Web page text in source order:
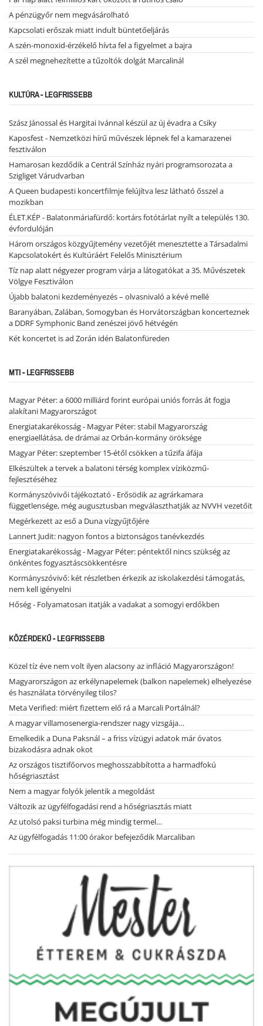
A pénzügyőr nem megvásárolható
Kapcsolati erőszak miatt indult büntetőeljárás
A szén-monoxid-érzékelő hívta fel a figyelmet a bajra
A szél megnehezítette a tűzoltók dolgát Marcalinál
KULTÚRA - LEGFRISSEBB
Szász Jánossal és Hargitai Ivánnal készül az új évadra a Csiky
Kaposfest - Nemzetközi hírű művészek lépnek fel a kamarazenei
fesztiválon
Hamarosan kezdődik a Centrál Színház nyári programsorozata a
Szigliget Várudvarban
A Queen budapesti koncertfilmje felújítva lesz látható ősszel a
mozikban
ÉLET.KÉP - Balatonmáriafürdő: kortárs fotótárlat nyílt a település 130.
évfordulóján
Három országos közgyűjtemény vezetőjét menesztette a Társadalmi
Kapcsolatokért és Kultúráért Felelős Minisztérium
Tíz nap alatt négyezer program várja a látogatókat a 35. Művészetek
Völgye Fesztiválon
Újabb balatoni kezdeményezés – olvasnivaló a kévé mellé
Baranyában, Zalában, Somogyban és Horvátországban koncerteznek
a DDRF Symphonic Band zenészei jövő hétvégén
Két koncertet is ad Zorán idén Balatonfüreden
MTI - LEGFRISSEBB
Magyar Péter: a 6000 milliárd forint európai uniós forrás át fogja
alakítani Magyarországot
Energiatakarékosság - Magyar Péter: stabil Magyarország
energiaellátása, de drámai az Orbán-kormány öröksége
Magyar Péter: szeptember 15-étől csökken a tűzifa áfája
Elkészültek a tervek a balatoni térség komplex víziközmű-
fejlesztéséhez
Kormányszóvivői tájékoztató - Erősödik az agrárkamara
függetlensége, még augusztusban megválaszthatják az NVVH vezetőit
Megérkezett az eső a Duna vízgyűjtőjére
Lannert Judit: nagyon fontos a biztonságos tanévkezdés
Energiatakarékosság - Magyar Péter: péntektől nincs szükség az
önkéntes fogyasztáscsökkentésre
Kormányszóvivő: két részletben érkezik az iskolakezdési támogatás,
nem kell igényelni
Hőség - Folyamatosan itatják a vadakat a somogyi erdőkben
KÖZÉRDEKŰ - LEGFRISSEBB
Közel tíz éve nem volt ilyen alacsony az infláció Magyarországon!
Magyarországon az erkélynapelemek (balkon napelemek) elhelyezése
és használata törvényileg tilos?
Meta Verified: miért fizettem elő rá a Marcali Portálnál?
A magyar villamosenergia-rendszer nagy vizsgája…
Emelkedik a Duna Paksnál – a friss vízügyi adatok már óvatos
bizakodásra adnak okot
Az országos tisztifőorvos meghosszabbította a harmadfokú
hőségriasztást
Nem a magyar folyók jelentik a megoldást
Változik az ügyfélfogadási rend a hőségriasztás miatt
Az utolsó paksi turbina még mindig termel…
Az ügyfélfogadás 11:00 órakor befejeződik Marcaliban